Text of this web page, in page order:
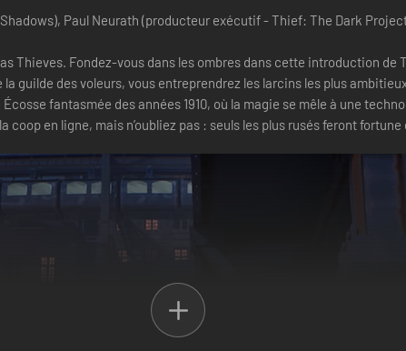
Paul Neurath (producteur exécutif - Thief: The Dark
Thieves. Fondez-vous dans les ombres dans cette introduction de
guilde des voleurs, vous entreprendrez les larcins les plus
fantasmée des années 1910, où la magie se mêle à une
en ligne, mais n’oubliez pas : seuls les plus rusés feront